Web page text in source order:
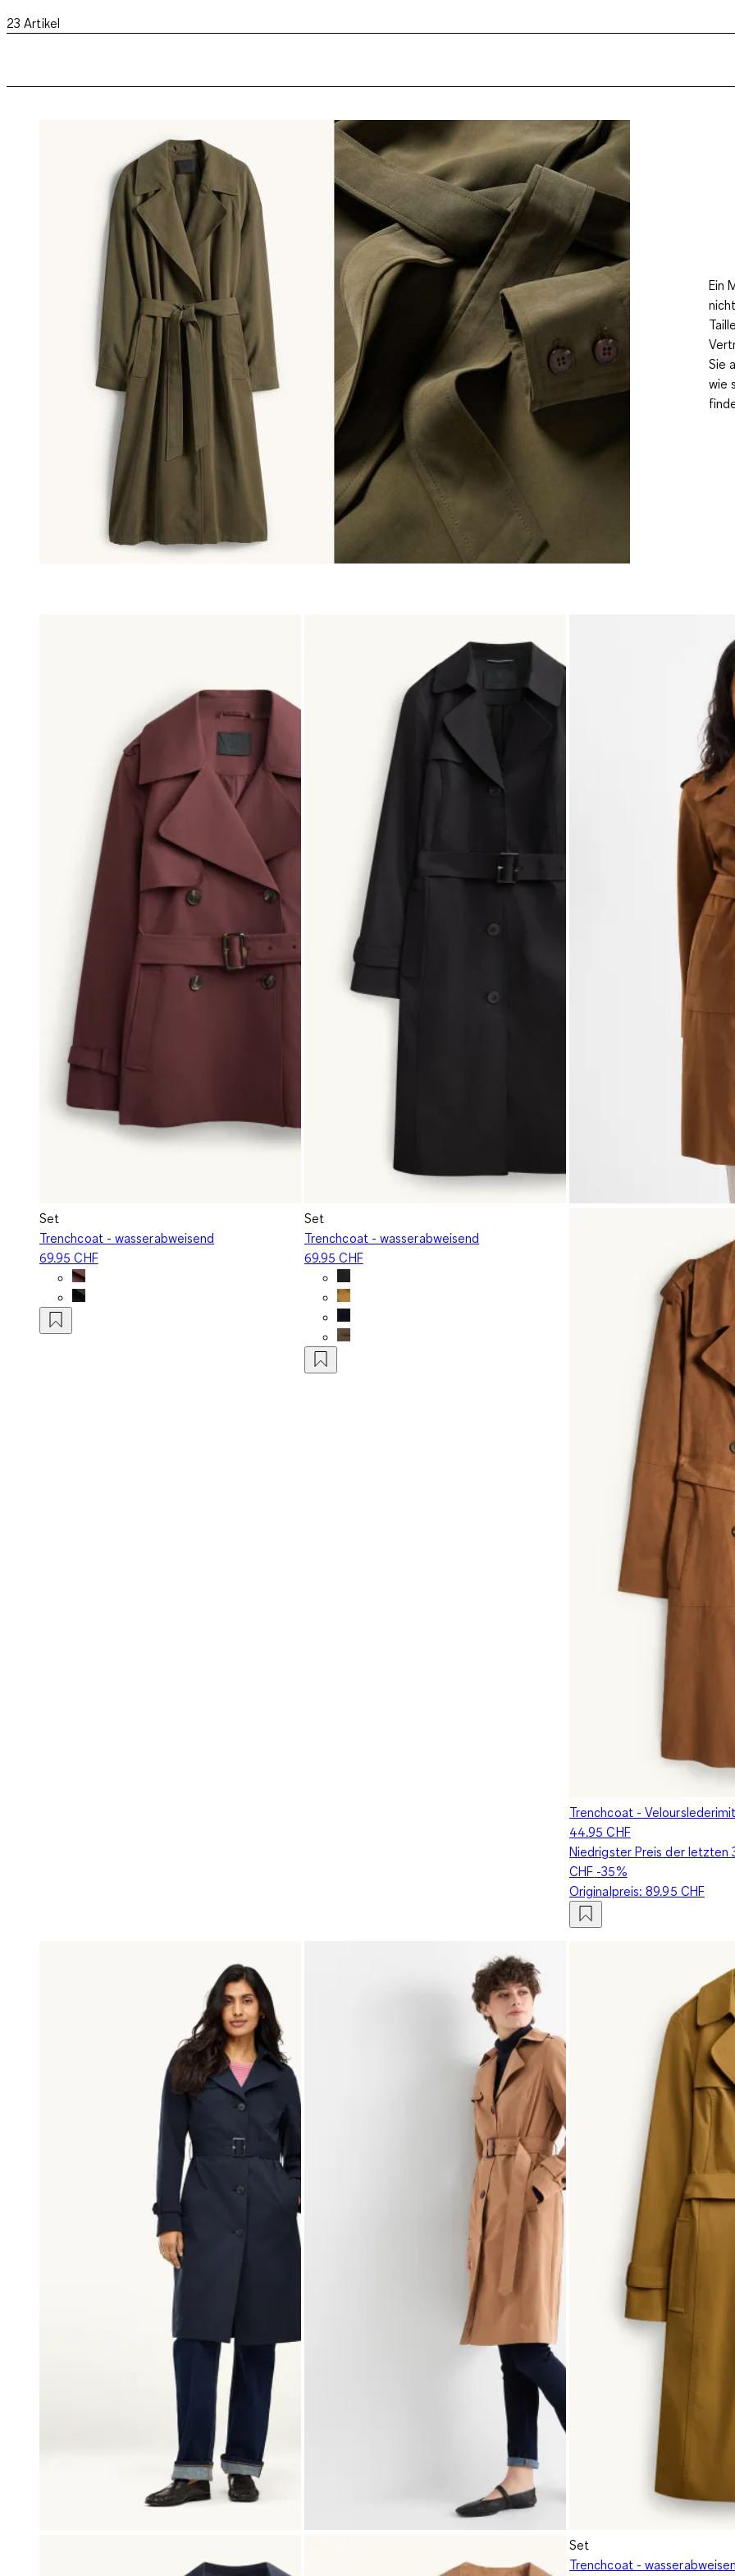
23 Artikel
Ein
Sie
wie
Set
Trenchcoat - wasserabweisend
69.95 CHF
Set
Trenchcoat - wasserabweisend
69.95 CHF
Trenchcoat -
44.95 CHF
Niedrigster Preis der letzten
CHF -35%
Originalpreis:89.95 CHF
Set
Trenchcoat -